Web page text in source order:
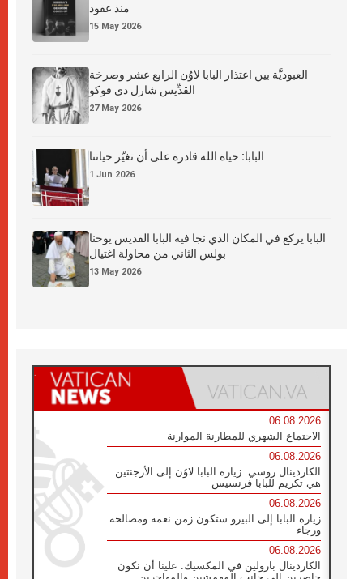
منذ عقود
15 May 2026
العبوديَّة بين اعتذار البابا لاوُن الرابع عشر وصرخة
القدِّيس شارل دي فوكو
27 May 2026
البابا: حياة الله قادرة على أن تغيّر حياتنا
1 Jun 2026
البابا يركع في المكان الذي نجا فيه البابا القديس يوحنا
بولس الثاني من محاولة اغتيال
13 May 2026
06.08.2026
الاجتماع الشهري للمطارنة الموارنة
06.08.2026
الكاردينال روسي: زيارة البابا لاوُن إلى الأرجنتين
هي تكريم للبابا فرنسيس
06.08.2026
زيارة البابا إلى البيرو ستكون زمن نعمة ومصالحة
ورجاء
06.08.2026
الكاردينال بارولين في المكسيك: علينا أن نكون